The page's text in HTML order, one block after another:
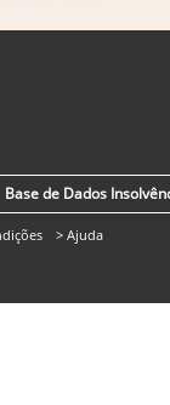
Base de Dados
> Ajuda